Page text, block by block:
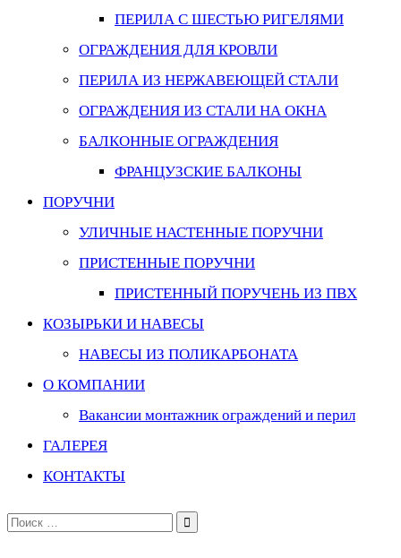
ПЕРИЛА С ШЕСТЬЮ РИГЕЛЯМИ
ОГРАЖДЕНИЯ ДЛЯ КРОВЛИ
ПЕРИЛА ИЗ НЕРЖАВЕЮЩЕЙ СТАЛИ
ОГРАЖДЕНИЯ ИЗ СТАЛИ НА ОКНА
БАЛКОННЫЕ ОГРАЖДЕНИЯ
ФРАНЦУЗСКИЕ БАЛКОНЫ
ПОРУЧНИ
УЛИЧНЫЕ НАСТЕННЫЕ ПОРУЧНИ
ПРИСТЕННЫЕ ПОРУЧНИ
ПРИСТЕННЫЙ ПОРУЧЕНЬ ИЗ ПВХ
КОЗЫРЬКИ И НАВЕСЫ
НАВЕСЫ ИЗ ПОЛИКАРБОНАТА
О КОМПАНИИ
Вакансии монтажник ограждений и перил
ГАЛЕРЕЯ
КОНТАКТЫ
Поиск